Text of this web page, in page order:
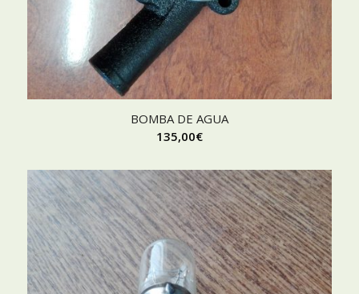
BOMBA DE AGUA
135,00€